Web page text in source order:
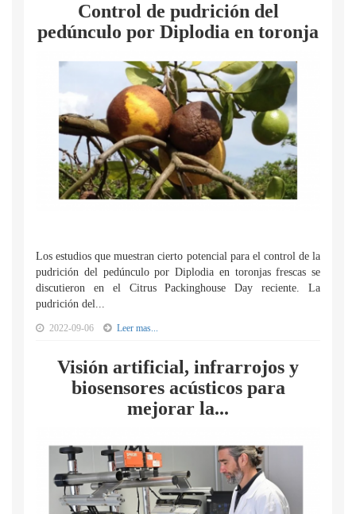
Control de pudrición del
pedúnculo por Diplodia en toronja
Los estudios que muestran cierto potencial para el control de la
pudrición del pedúnculo por Diplodia en toronjas frescas se
discutieron en el Citrus Packinghouse Day reciente. La
pudrición del...
2022-09-06 Leer mas...
Visión artificial, infrarrojos y
biosensores acústicos para
mejorar la...